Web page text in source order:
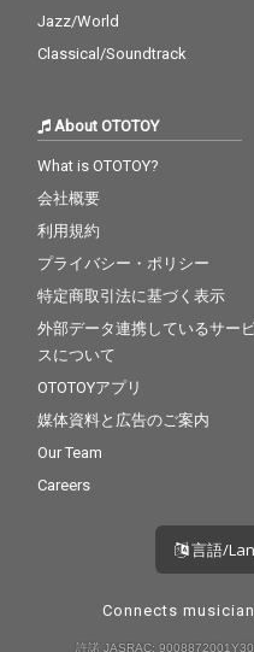
Jazz/World
Classical/Soundtrack
About OTOTOY
What is OTOTOY?
会社概要
利用規約
プライバシー・ポリシー
特定商取引法に基づく表示
外部データ連携しているサー
スについて
OTOTOYアプリ
媒体資料と広告のご案内
Our Team
Careers
言語/
Connects
許諾 JASRAC: